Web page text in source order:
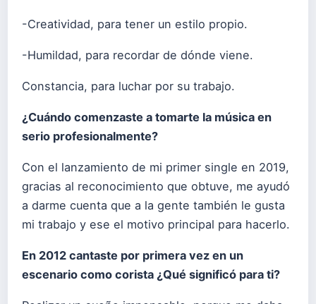
-Creatividad, para tener un estilo propio.
-Humildad, para recordar de dónde viene.
Constancia, para luchar por su trabajo.
¿Cuándo comenzaste a tomarte la música en
serio profesionalmente?
Con el lanzamiento de mi primer single en 2019,
gracias al reconocimiento que obtuve, me ayudó
a darme cuenta que a la gente también le gusta
mi trabajo y ese el motivo principal para hacerlo.
En 2012 cantaste por primera vez en un
escenario como corista ¿Qué significó para ti?